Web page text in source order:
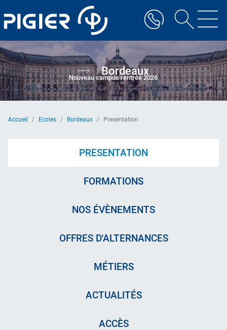
au
contenu
Bordeaux
Nouveau campus rentrée 2026
Accueil Ecoles Bordeaux Presentation
PRESENTATION
FORMATIONS
NOS ÉVÈNEMENTS
OFFRES D'ALTERNANCES
MÉTIERS
ACTUALITÉS
ACCÈS